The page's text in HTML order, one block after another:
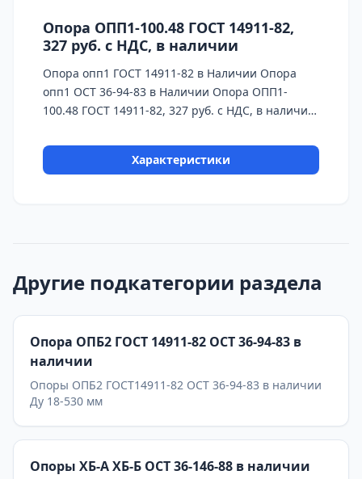
Опора ОПП1-100.48 ГОСТ 14911-82,
327 руб. с НДС, в наличии
Опора опп1 ГОСТ 14911-82 в Наличии Опора
опп1 ОСТ 36-94-83 в Наличии Опора ОПП1-
100.48 ГОСТ 14911-82, 327 руб. с НДС, в наличии
предоставляется паспорт качества,сертификаты
на используемые материалы и предоставляется
Характеристики
Другие подкатегории раздела
Опора ОПБ2 ГОСТ 14911-82 ОСТ 36-94-83 в
наличии
Опоры ОПБ2 ГОСТ14911-82 ОСТ 36-94-83 в наличии
Ду 18-530 мм
Опоры ХБ-А ХБ-Б ОСТ 36-146-88 в наличии